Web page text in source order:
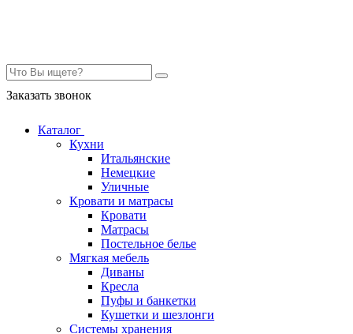
Заказать звонок
Каталог
Кухни
Итальянские
Немецкие
Уличные
Кровати и матрасы
Кровати
Матрасы
Постельное белье
Мягкая мебель
Диваны
Кресла
Пуфы и банкетки
Кушетки и шезлонги
Системы хранения